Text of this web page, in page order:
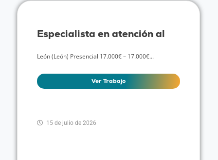
Especialista en atención al
León (León) Presencial 17.000€ – 17.000€...
Ver Trabajo
15 de julio de 2026